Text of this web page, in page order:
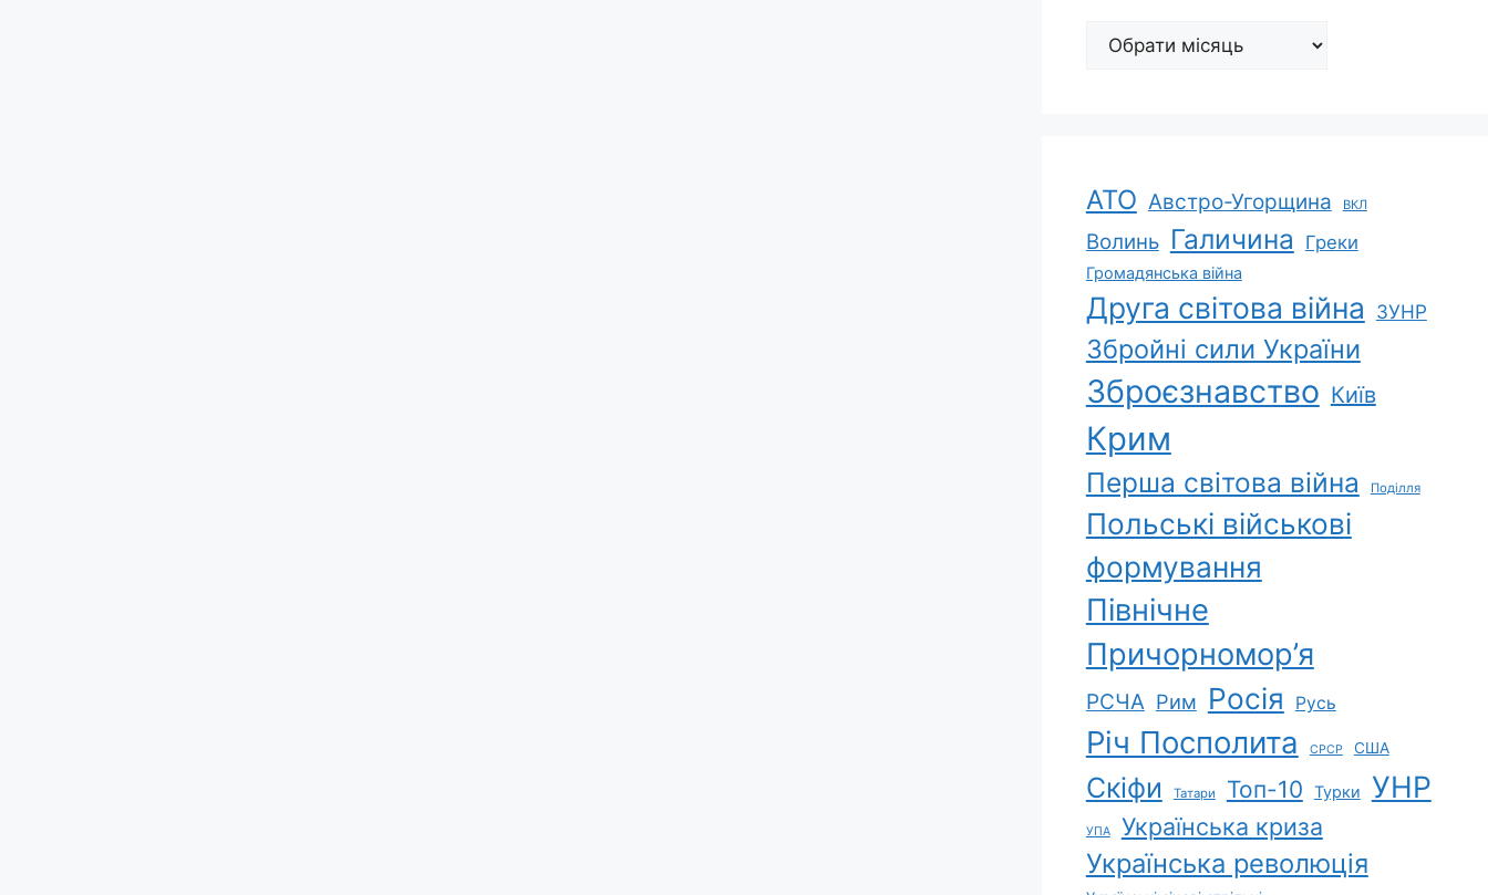
Архіви
АТО Австро-Угорщина ВКЛ
Волинь Галичина Греки
Громадянська війна
Друга світова війна ЗУНР
Збройні сили України
Зброєзнавство Київ
Крим
Перша світова війна Поділля
Польські військові
формування
Північне
Причорномор’я
РСЧА Рим Росія Русь
Річ Посполита СРСР США
Скіфи Татари Топ-10 Турки УНР
УПА Українська криза
Українська революція